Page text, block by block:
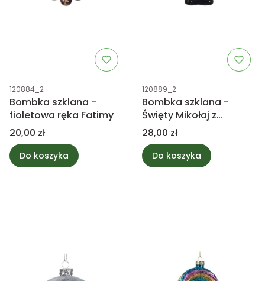
Kod produktu
120884_2
Bombka szklana -
fioletowa ręka Fatimy
Cena
20,00 zł
Do koszyka
Kod produktu
120889_2
Bombka szklana -
Święty Mikołaj z
choinką i małym
misiem
Cena
28,00 zł
Do koszyka